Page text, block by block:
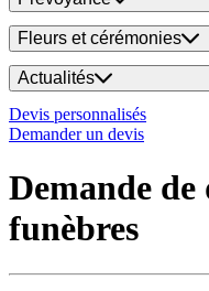
Fleurs et cérémonies
Actualités
Devis personnalisés
Demander un devis
Demande de
funèbres